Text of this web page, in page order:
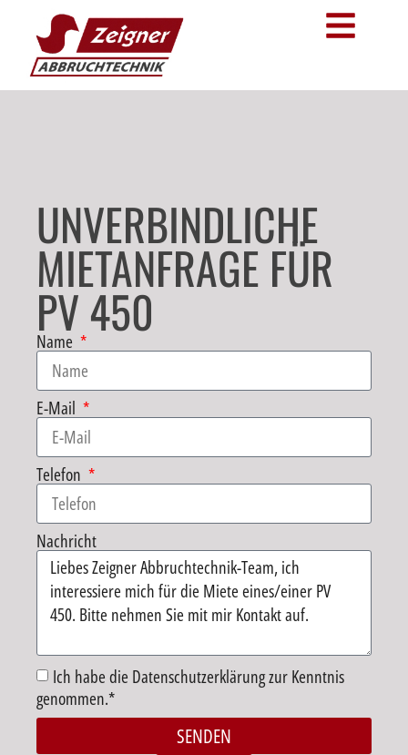
UNVERBINDLICHE
MIETANFRAGE FÜR
PV 450
Name
E-Mail
Telefon
Nachricht
Ich habe die Datenschutzerklärung zur Kenntnis
genommen.*
SENDEN